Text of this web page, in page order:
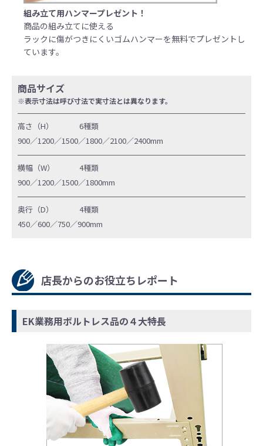
組み立て用ハンマープレゼント！
商品の組み立てに使える
ラックに傷がつきにくいゴムハンマーを無料でプレゼントし
ています。
商品サイズ
※表示寸法は呼び寸法で実寸法とは異なります。
高さ（H）
6種類
900／1200／1500／1800／2100／2400mm
横幅（W）
4種類
900／1200／1500／1800mm
奥行（D）
4種類
450／600／750／900mm
店長からのお役立ちレポート
EK業務用ボルトレス品の４大特長